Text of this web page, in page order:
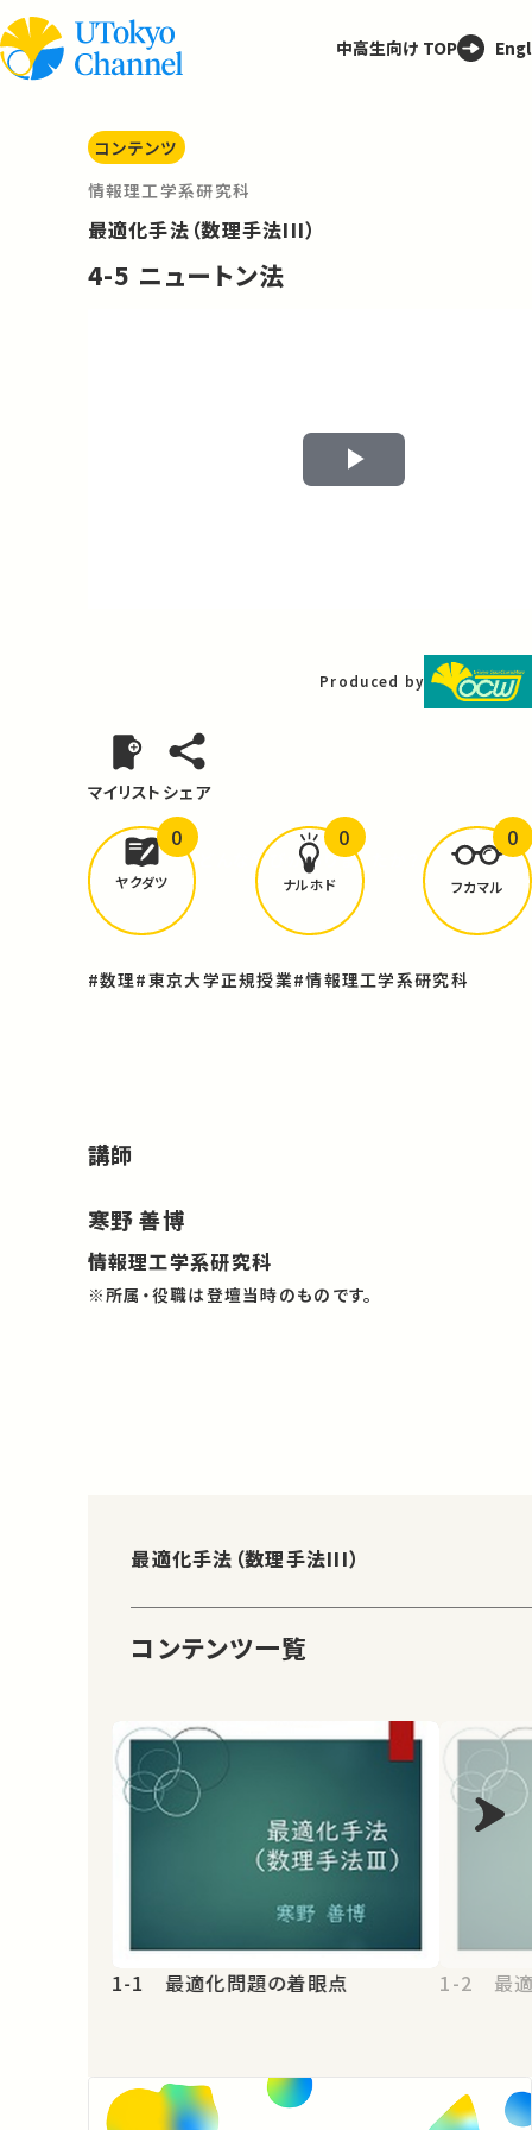
中高生向け TOP
コンテンツ
情報理工学系研究科
最適化手法（数理手法III）
4-5 ニュートン法
Play
Produced by
マイリスト シェア
どんな学びがありましたか？
ヤクダツ
0
ナルホド
0
フカマル
0
#数理#東京大学正規授業#情報理工学系研究科
講師
寒野 善博
情報理工学系研究科
※所属・役職は登壇当時のものです。
最適化手法（数理手法III）
コンテンツ一覧
1-1 最適化問題の着眼点 1-2 最適